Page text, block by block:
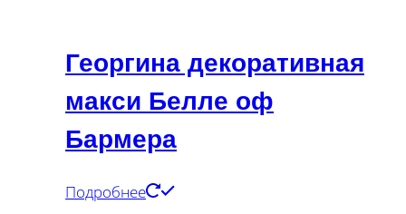
Георгина декоративная
макси Белле оф
Бармера
Подробнее